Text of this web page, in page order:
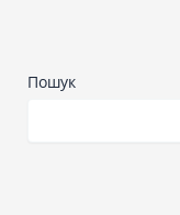
Пошук